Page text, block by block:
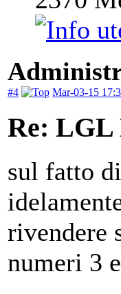
#4 Mar-03-15
Re: LGL
sul fatto
numeri 3